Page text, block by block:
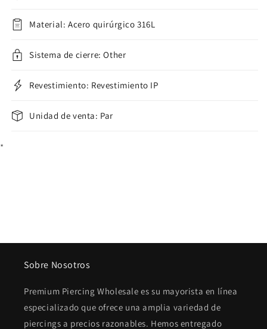
Material: Acero quirúrgico 316L
Sistema de cierre: Other
Revestimiento: Revestimiento IP
Unidad de venta: Par
*
Sobre Nosotros
Premium Piercing Wholesale es su mayorista en línea
especializado que ofrece una amplia variedad de
piercings a precios razonables. Hemos entregado